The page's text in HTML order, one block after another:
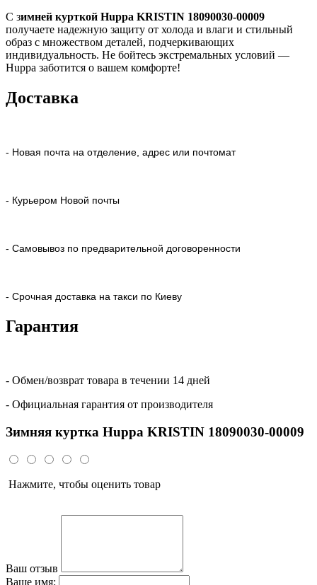
С зимней курткой Huppa KRISTIN 18090030-00009
получаете надежную защиту от холода и влаги и стильный
образ с множеством деталей, подчеркивающих
индивидуальность. Не бойтесь экстремальных условий —
Huppa заботится о вашем комфорте!
Доставка
- Новая почта на отделение, адрес или почтомат
- Курьером Новой почты
- Самовывоз по предварительной договоренности
- Срочная доставка на такси по Киеву
Гарантия
- Обмен/возврат товара в течении 14 дней
- Официальная гарантия от производителя
Зимняя куртка Huppa KRISTIN 18090030-00009
Нажмите, чтобы оценить товар
Ваш отзыв
Ваше имя: